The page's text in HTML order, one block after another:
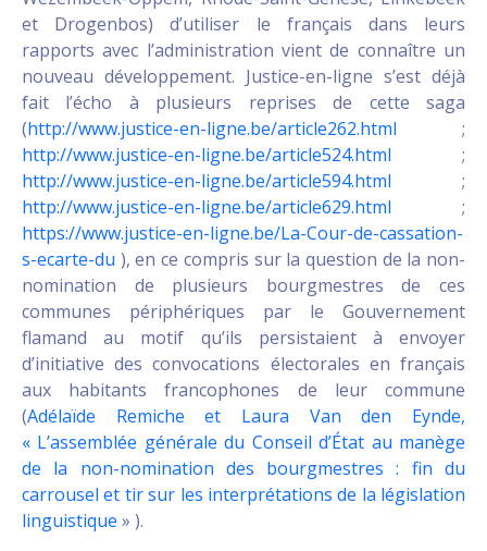
et Drogenbos) d’utiliser le français dans leurs
rapports avec l’administration vient de connaître un
nouveau développement. Justice-en-ligne s’est déjà
fait l’écho à plusieurs reprises de cette saga
(http://www.justice-en-ligne.be/article262.html ;
http://www.justice-en-ligne.be/article524.html ;
http://www.justice-en-ligne.be/article594.html ;
http://www.justice-en-ligne.be/article629.html ;
https://www.justice-en-ligne.be/La-Cour-de-cassation-
s-ecarte-du ), en ce compris sur la question de la non-
nomination de plusieurs bourgmestres de ces
communes périphériques par le Gouvernement
flamand au motif qu’ils persistaient à envoyer
d’initiative des convocations électorales en français
aux habitants francophones de leur commune
(Adélaïde Remiche et Laura Van den Eynde,
« L’assemblée générale du Conseil d’État au manège
de la non-nomination des bourgmestres : fin du
carrousel et tir sur les interprétations de la législation
linguistique » ).